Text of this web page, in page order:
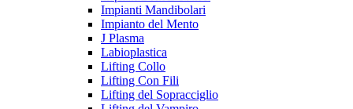
Impianti Mandibolari
Impianto del Mento
J Plasma
Labioplastica
Lifting Collo
Lifting Con Fili
Lifting del Sopracciglio